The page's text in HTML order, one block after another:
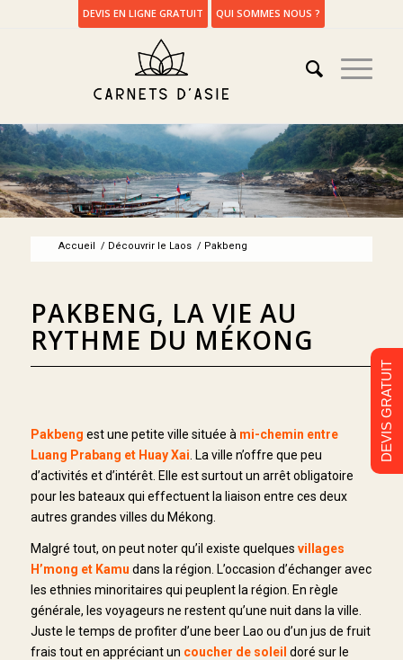
DEVIS EN LIGNE GRATUIT QUI SOMMES NOUS ?
Accueil / Découvrir le Laos / Pakbeng
PAKBENG, LA VIE AU
RYTHME DU MÉKONG
Pakbeng est une petite ville située à mi-chemin entre
Luang Prabang et Huay Xai . La ville n’offre que peu
d’activités et d’intérêt. Elle est surtout un arrêt obligatoire
pour les bateaux qui effectuent la liaison entre ces deux
autres grandes villes du Mékong.
Malgré tout, on peut noter qu’il existe quelques villages
H’mong et Kamu dans la région. L’occasion d’échanger avec
les ethnies minoritaires qui peuplent la région. En règle
générale, les voyageurs ne restent qu’une nuit dans la ville.
Juste le temps de profiter d’une beer Lao ou d’un jus de fruit
frais tout en appréciant un coucher de soleil doré sur le
DEVIS GRATUIT